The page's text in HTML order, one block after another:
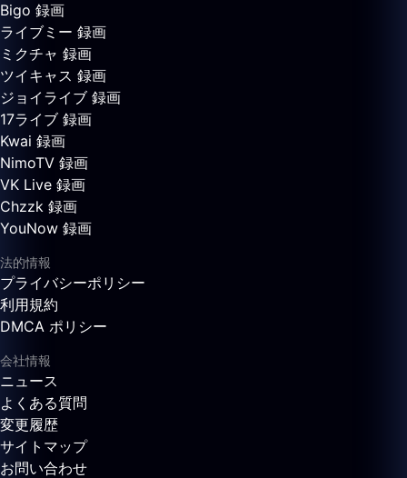
Bigo 録画
ライブミー 録画
ミクチャ 録画
ツイキャス 録画
ジョイライブ 録画
17ライブ 録画
Kwai 録画
NimoTV 録画
VK Live 録画
Chzzk 録画
YouNow 録画
法的情報
プライバシーポリシー
利用規約
DMCA ポリシー
会社情報
ニュース
よくある質問
変更履歴
サイトマップ
お問い合わせ